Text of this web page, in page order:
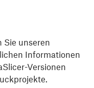
Sie unseren
Informationen
Versionen